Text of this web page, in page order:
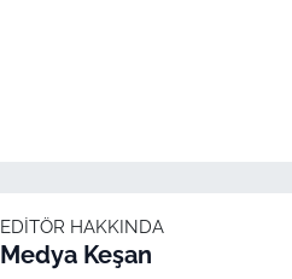
EDITÖR HAKKINDA
Medya Keşan